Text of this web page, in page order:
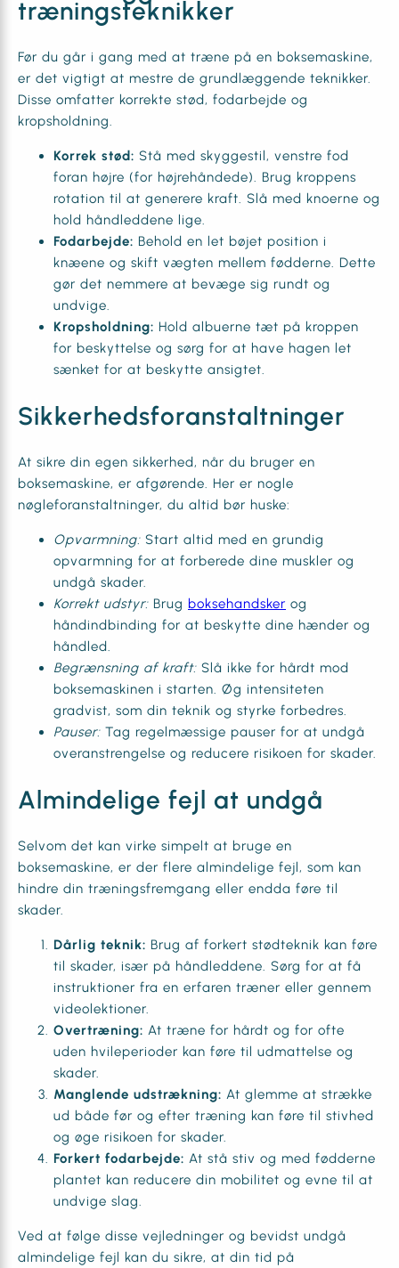
træningsteknikker
Før du går i gang med at træne på en boksemaskine,
er det vigtigt at mestre de grundlæggende teknikker.
Disse omfatter korrekte stød, fodarbejde og
kropsholdning.
Korrek stød: Stå med skyggestil, venstre fod
foran højre (for højrehåndede). Brug kroppens
rotation til at generere kraft. Slå med knoerne og
hold håndleddene lige.
Fodarbejde: Behold en let bøjet position i
knæene og skift vægten mellem fødderne. Dette
gør det nemmere at bevæge sig rundt og
undvige.
Kropsholdning: Hold albuerne tæt på kroppen
for beskyttelse og sørg for at have hagen let
sænket for at beskytte ansigtet.
Sikkerhedsforanstaltninger
At sikre din egen sikkerhed, når du bruger en
boksemaskine, er afgørende. Her er nogle
nøgleforanstaltninger, du altid bør huske:
Opvarmning: Start altid med en grundig
opvarmning for at forberede dine muskler og
undgå skader.
Korrekt udstyr: Brug boksehandsker og
håndindbinding for at beskytte dine hænder og
håndled.
Begrænsning af kraft: Slå ikke for hårdt mod
boksemaskinen i starten. Øg intensiteten
gradvist, som din teknik og styrke forbedres.
Pauser: Tag regelmæssige pauser for at undgå
overanstrengelse og reducere risikoen for skader.
Almindelige fejl at undgå
Selvom det kan virke simpelt at bruge en
boksemaskine, er der flere almindelige fejl, som kan
hindre din træningsfremgang eller endda føre til
skader.
Dårlig teknik: Brug af forkert stødteknik kan føre
til skader, især på håndleddene. Sørg for at få
instruktioner fra en erfaren træner eller gennem
videolektioner.
Overtræning: At træne for hårdt og for ofte
uden hvileperioder kan føre til udmattelse og
skader.
Manglende udstrækning: At glemme at strække
ud både før og efter træning kan føre til stivhed
og øge risikoen for skader.
Forkert fodarbejde: At stå stiv og med fødderne
plantet kan reducere din mobilitet og evne til at
undvige slag.
Ved at følge disse vejledninger og bevidst undgå
almindelige fejl kan du sikre, at din tid på